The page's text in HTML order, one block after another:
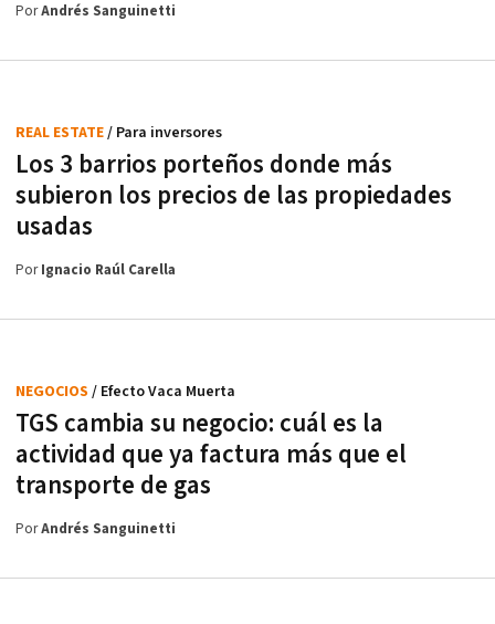
PorAndrés Sanguinetti
Los 3 barrios porteños donde más
subieron los precios de las propiedades
usadas
REAL ESTATE/ Para inversores
PorIgnacio Raúl Carella
TGS cambia su negocio: cuál es la
actividad que ya factura más que el
transporte de gas
NEGOCIOS / Efecto Vaca Muerta
PorAndrés Sanguinetti